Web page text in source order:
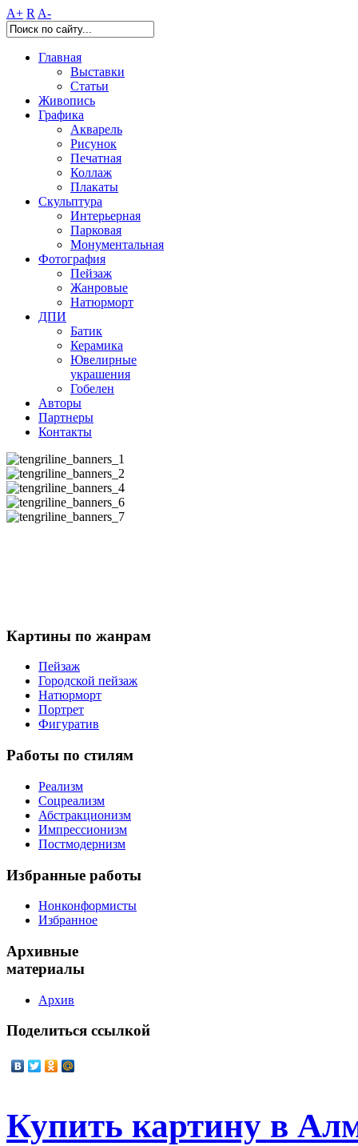
A+ R A-
Главная
Выставки
Статьи
Живопись
Графика
Акварель
Рисунок
Печатная
Коллаж
Плакаты
Скульптура
Интерьерная
Парковая
Монументальная
Фотография
Пейзаж
Жанровые
Натюрморт
ДПИ
Батик
Керамика
Ювелирные
украшения
Гобелен
Авторы
Партнеры
Контакты
Картины по жанрам
Пейзаж
Городской пейзаж
Натюрморт
Портрет
Фигуратив
Работы по стилям
Реализм
Соцреализм
Абстракционизм
Импрессионизм
Постмодернизм
Избранные работы
Нонконформисты
Избранное
Архивные
материалы
Архив
Поделиться ссылкой
Купить картину в